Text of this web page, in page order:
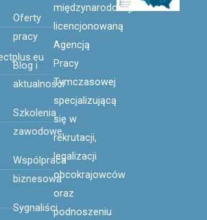
Oferty
pracy
Blog i
aktualności
Szkolenia
zawodowe
Wspólpraca
biznesowa
Sygnaliści
międzynarodową,
licencjonowaną
Agencją
Pracy
Tymczasowej
specjalizującą
się w
rekrutacji,
legalizacji
obcokrajowców
oraz
podnoszeniu